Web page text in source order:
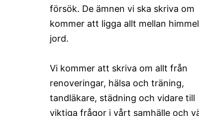
försök. De ämnen vi ska skriva om
kommer att ligga allt mellan
jord.
Vi kommer att skriva om allt från
renoveringar, hälsa och träning,
tandläkare, städning och vidare till
viktiga frågor i vårt samhälle och